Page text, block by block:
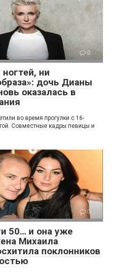
0
ни
дочь Дианы
оказалась в
во время прогулки с 16-
Совместные кадры певицы и
0
50… и она уже
Михаила
поклонников